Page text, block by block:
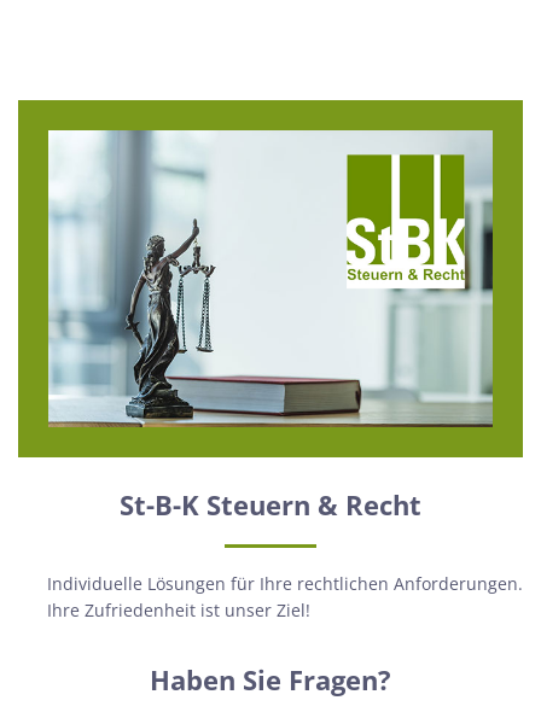
St-B-K Steuern & Recht
Individuelle Lösungen für Ihre rechtlichen Anforderungen.
Ihre Zufriedenheit ist unser Ziel!
Haben Sie Fragen?